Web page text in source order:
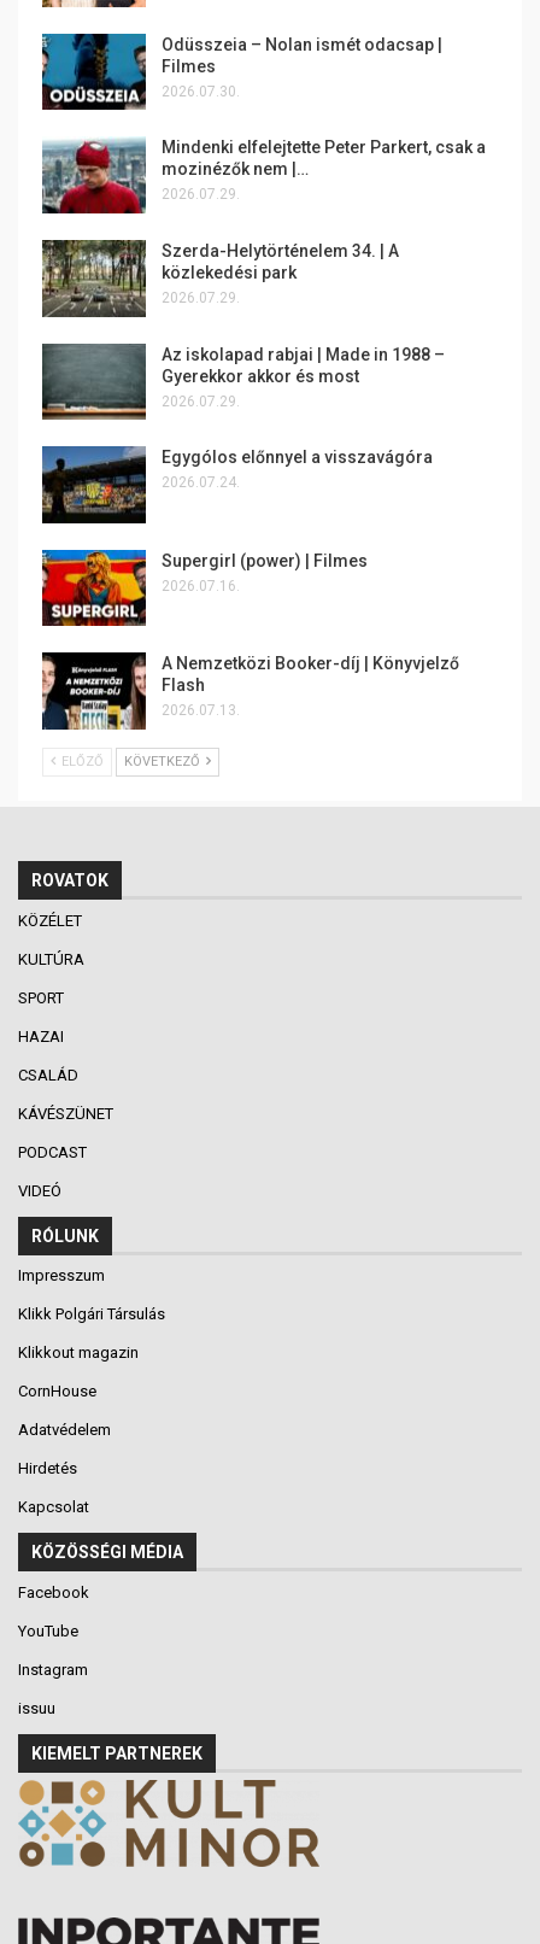
Odüsszeia – Nolan ismét odacsap |
Filmes
2026.07.30.
Mindenki elfelejtette Peter Parkert, csak a
mozinézők nem |…
2026.07.29.
Szerda-Helytörténelem 34. | A
közlekedési park
2026.07.29.
Az iskolapad rabjai | Made in 1988 –
Gyerekkor akkor és most
2026.07.29.
Egygólos előnnyel a visszavágóra
2026.07.24.
Supergirl (power) | Filmes
2026.07.16.
A Nemzetközi Booker-díj | Könyvjelző
Flash
2026.07.13.
ELŐZŐ KÖVETKEZŐ
ROVATOK
KÖZÉLET
KULTÚRA
SPORT
HAZAI
CSALÁD
KÁVÉSZÜNET
PODCAST
VIDEÓ
RÓLUNK
Impresszum
Klikk Polgári Társulás
Klikkout magazin
CornHouse
Adatvédelem
Hirdetés
Kapcsolat
KÖZÖSSÉGI MÉDIA
Facebook
YouTube
Instagram
issuu
KIEMELT PARTNEREK